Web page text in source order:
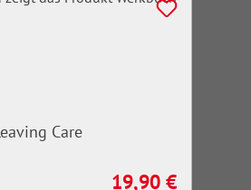
Care
Regulärer Preis:
19,90 €